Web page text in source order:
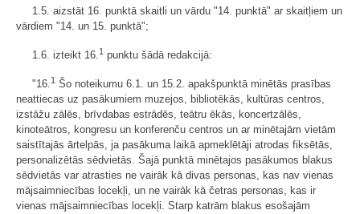
1.5. aizstāt 16. punktā skaitli un vārdu "14. punktā" ar skaitļiem un
vārdiem "14. un 15. punktā";
1.6. izteikt 16. 1 punktu šādā redakcijā:
"16.1 Šo noteikumu 6.1. un 15.2. apakšpunktā minētās prasības
neattiecas uz pasākumiem muzejos, bibliotēkās, kultūras centros,
izstāžu zālēs, brīvdabas estrādēs, teātru ēkās, koncertzālēs,
kinoteātros, kongresu un konferenču centros un ar minētajām vietām
saistītajās ārtelpās, ja pasākuma laikā apmeklētāji atrodas fiksētās,
personalizētās sēdvietās. Šajā punktā minētajos pasākumos blakus
sēdvietās var atrasties ne vairāk kā divas personas, kas nav vienas
mājsaimniecības locekļi, un ne vairāk kā četras personas, kas ir
vienas mājsaimniecības locekļi. Starp katrām blakus esošajām